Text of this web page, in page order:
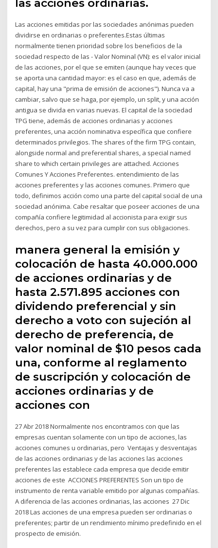
las acciones ordinarias.
Las acciones emitidas por las sociedades anónimas pueden
dividirse en ordinarias o preferentes.Estas últimas
normalmente tienen prioridad sobre los beneficios de la
sociedad respecto de las - Valor Nominal (VN): es el valor inicial
de las acciones, por el que se emiten (aunque hay veces que
se aporta una cantidad mayor: es el caso en que, además de
capital, hay una "prima de emisión de acciones"). Nunca va a
cambiar, salvo que se haga, por ejemplo, un split, y una acción
antigua se divida en varias nuevas. El capital de la sociedad
TPG tiene, además de acciones ordinarias y acciones
preferentes, una acción nominativa específica que confiere
determinados privilegios. The shares of the firm TPG contain,
alongside normal and preferential shares, a special named
share to which certain privileges are attached. Acciones
Comunes Y Acciones Preferentes. entendimiento de las
acciones preferentes y las acciones comunes. Primero que
todo, definimos acción como una parte del capital social de una
sociedad anónima. Cabe resaltar que poseer acciones de una
compañía confiere legitimidad al accionista para exigir sus
derechos, pero a su vez para cumplir con sus obligaciones.
manera general la emisión y
colocación de hasta 40.000.000
de acciones ordinarias y de
hasta 2.571.895 acciones con
dividendo preferencial y sin
derecho a voto con sujeción al
derecho de preferencia, de
valor nominal de $10 pesos cada
una, conforme al reglamento
de suscripción y colocación de
acciones ordinarias y de
acciones con
27 Abr 2018 Normalmente nos encontramos con que las
empresas cuentan solamente con un tipo de acciones, las
acciones comunes u ordinarias, pero Ventajas y desventajas
de las acciones ordinarias y de las acciones las acciones
preferentes las establece cada empresa que decide emitir
acciones de este ACCIONES PREFERENTES Son un tipo de
instrumento de renta variable emitido por algunas compañías.
A diferencia de las acciones ordinarias, las acciones 27 Dic
2018 Las acciones de una empresa pueden ser ordinarias o
preferentes; partir de un rendimiento mínimo predefinido en el
prospecto de emisión.